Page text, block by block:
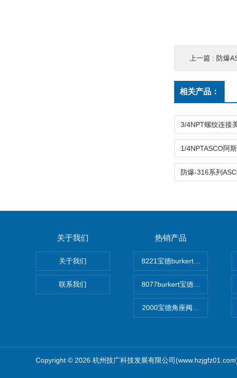
上一篇 : 防爆
相关产品：
关于我们
关于我们
联系我们
热销产品
8221宝德burkert电导率探头卫
8077burkert宝德椭圆齿轮脉冲
2000宝德角座阀德国宝帝
Copyright © 2026 杭州技广科技发展有限公司